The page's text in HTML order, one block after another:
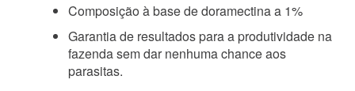
Composição à base de doramectina a 1%
Garantia de resultados para a produtividade na
fazenda sem dar nenhuma chance aos
parasitas.